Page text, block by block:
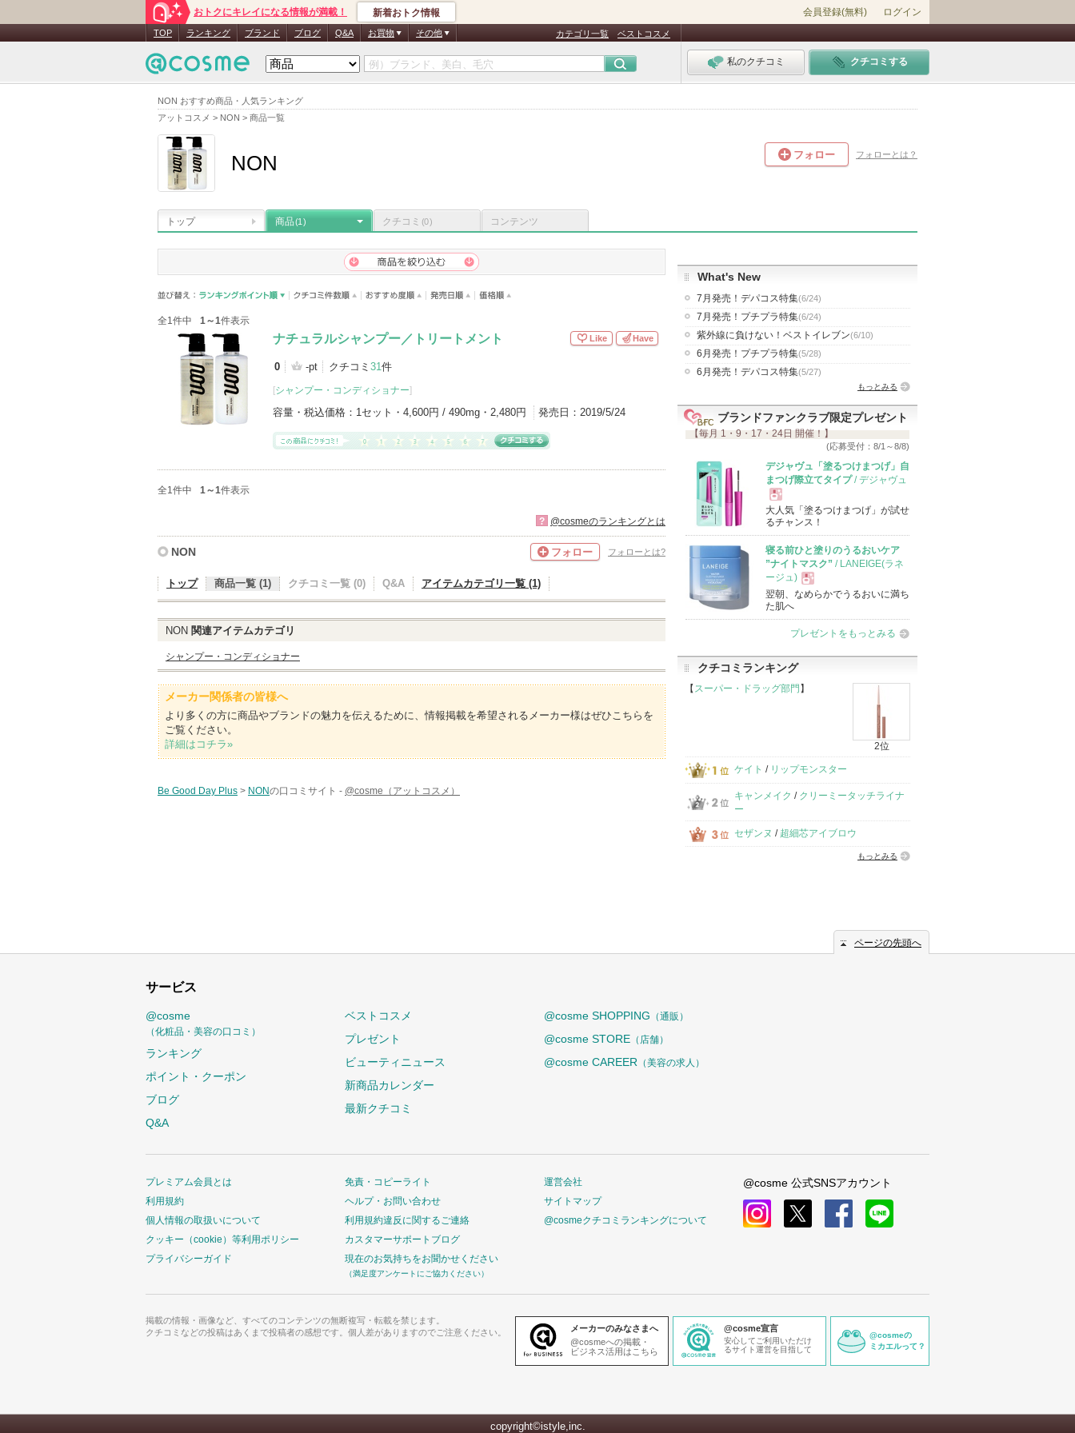
NON おすすめ商品・人気ランキング
アットコスメ > NON > 商品一覧
おトクにキレイになる情報が満載！ 新着おトク情報 会員登録(無料) ログイン
TOP ランキング ブランド ブログ Q&A お買物 その他 カテゴリ一覧 ベストコスメ
私のクチコミ クチコミする
NON フォロー フォローとは？
トップ 商品(1) クチコミ (0) コンテンツ
全1件中 1～1件表示
ナチュラルシャンプー／トリートメント
0 -pt クチコミ 31件
[シャンプー・コンディショナー]
容量・税込価格： 1セット・4,600円 / 490mg・2,480円 発売日： 2019/5/24
Like Have
全1件中 1～1件表示
? @cosmeのランキングとは
NON フォロー フォローとは?
トップ 商品一覧 (1) クチコミ一覧 (0) Q&A アイテムカテゴリ一覧 (1)
NON 関連アイテムカテゴリ
シャンプー・コンディショナー
メーカー関係者の皆様へ
より多くの方に商品やブランドの魅力を伝えるために、情報掲載を希望されるメーカー様はぜひこちらを
ご覧ください。
詳細はコチラ»
Be Good Day Plus > NONの口コミサイト - @cosme（アットコスメ）
What's New
7月発売！デパコス特集(6/24)
7月発売！プチプラ特集(6/24)
紫外線に負けない！ベストイレブン(6/10)
6月発売！プチプラ特集(5/28)
6月発売！デパコス特集(5/27)
もっとみる
ブランドファンクラブ限定プレゼント
【毎月 1・9・17・24日 開催！】
(応募受付：8/1～8/8)
デジャヴュ「塗るつけまつげ」自
まつげ際立てタイプ/ デジャヴュ
現
品
大人気「塗るつけまつげ」が試せ
るチャンス！
寝る前ひと塗りのうるおいケア
”ナイトマスク” / LANEIGE(ラネ
ージュ)
現
品
翌朝、なめらかでうるおいに満ち
た肌へ
プレゼントをもっとみる
クチコミランキング
【スーパー・ドラッグ部門】
2位
ケイト / リップモンスター
キャンメイク / クリーミータッチライナ
ー
セザンヌ / 超細芯アイブロウ
もっとみる
ページの先頭へ
サービス
@cosme
（化粧品・美容の口コミ）
ランキング
ポイント・クーポン
ブログ
Q&A
ベストコスメ
プレゼント
ビューティニュース
新商品カレンダー
最新クチコミ
@cosme SHOPPING （通販）
@cosme STORE （店舗）
@cosme CAREER （美容の求人）
プレミアム会員とは
利用規約
個人情報の取扱いについて
クッキー（cookie）等利用ポリシー
プライバシーガイド
免責・コピーライト
ヘルプ・お問い合わせ
利用規約違反に関するご連絡
カスタマーサポートブログ
現在のお気持ちをお聞かせください
（満足度アンケートにご協力ください）
運営会社
サイトマップ
@cosmeクチコミランキングについて
@cosme 公式SNSアカウント
掲載の情報・画像など、すべてのコンテンツの無断複写・転載を禁じます。
クチコミなどの投稿はあくまで投稿者の感想です。個人差がありますのでご注意ください。
メーカーのみなさまへ
@cosmeへの掲載・
ビジネス活用はこちら
@cosme宣言
安心してご利用いただけ
るサイト運営を目指して
@cosmeの
ミカエルって？
copyright©istyle,inc.